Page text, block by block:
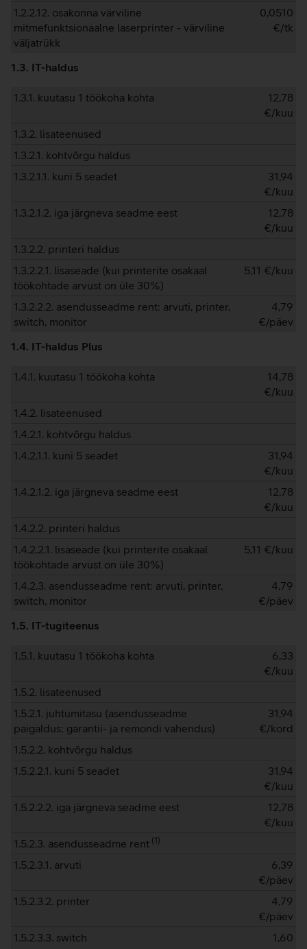
1.2.2.12. osakonna värviline
mitmefunktsionaalne laserprinter - värviline
väljatrükk
0,0510
€/tk
1.3. IT-haldus
1.3.1. kuutasu 1 töökoha kohta
12,78
€/kuu
1.3.2. lisateenused
1.3.2.1. kohtvõrgu haldus
1.3.2.1.1. kuni 5 seadet
31,94
€/kuu
1.3.2.1.2. iga järgneva seadme eest
12,78
€/kuu
1.3.2.2. printeri haldus
1.3.2.2.1. lisaseade (kui printerite osakaal
töökohtade arvust on üle 30%)
5,11 €/kuu
1.3.2.2.2. asendusseadme rent: arvuti, printer,
switch, monitor
4,79
€/päev
1.4. IT-haldus Plus
1.4.1. kuutasu 1 töökoha kohta
14,78
€/kuu
1.4.2. lisateenused
1.4.2.1. kohtvõrgu haldus
1.4.2.1.1. kuni 5 seadet
31,94
€/kuu
1.4.2.1.2. iga järgneva seadme eest
12,78
€/kuu
1.4.2.2. printeri haldus
1.4.2.2.1. lisaseade (kui printerite osakaal
töökohtade arvust on üle 30%)
5,11 €/kuu
1.4.2.3. asendusseadme rent: arvuti, printer,
switch, monitor
4,79
€/päev
1.5. IT-tugiteenus
1.5.1. kuutasu 1 töökoha kohta
6,33
€/kuu
1.5.2. lisateenused
1.5.2.1. juhtumitasu (asendusseadme
paigaldus; garantii- ja remondi vahendus)
31,94
€/kord
1.5.2.2. kohtvõrgu haldus
1.5.2.2.1. kuni 5 seadet
31,94
€/kuu
1.5.2.2.2. iga järgneva seadme eest
12,78
€/kuu
1.5.2.3. asendusseadme rent (1 )
1.5.2.3.1. arvuti
6,39
€/päev
1.5.2.3.2. printer
4,79
€/päev
1.5.2.3.3. switch
1,60